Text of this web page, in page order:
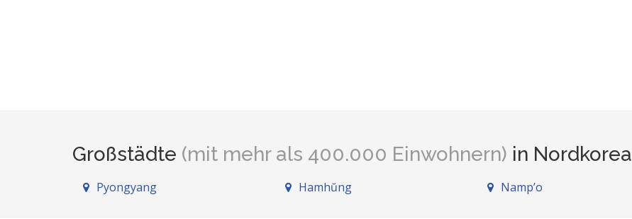
Großstädte (mit mehr als 400.000 Einwohnern) in Nordkorea
Pyongyang Hamhŭng Namp’o